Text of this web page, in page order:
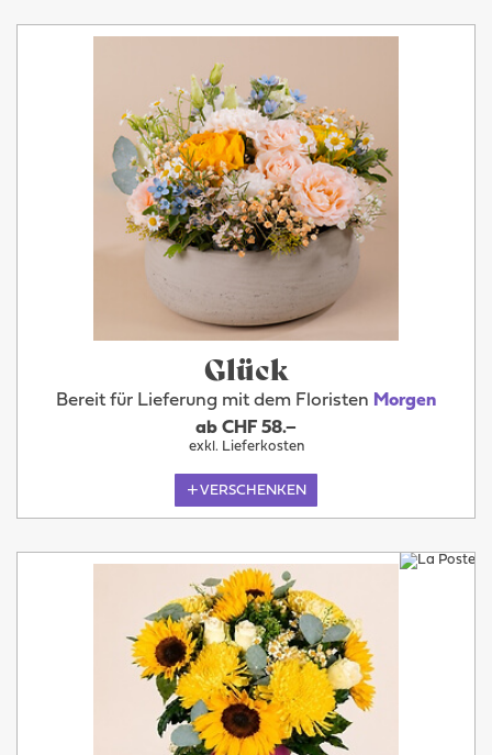
Glück
Bereit für Lieferung mit dem Floristen Morgen
ab CHF 58.–
exkl. Lieferkosten
VERSCHENKEN